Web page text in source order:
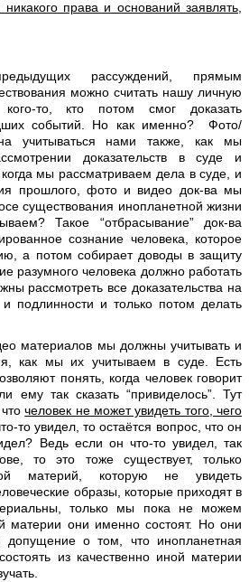
права и оснований заявлять,
рассуждений, прямым
можно считать нашу личную
то, кто потом смог доказать
событий. Но как именно? Фото/
учитываться нами также, как мы
доказательств в суде и
мы рассматриваем дела в суде, и
прошлого, фото и видео док-ва мы
существования инопланетной жизни
Такое “отбрасывание” док-ва
сознание человека, которое
а потом собирает доводы в защиту
разумного человека должно работать
рассмотреть все доказательства на
подлинности и только потом делать
материалов мы должны учитывать и
как мы их учитываем в суде. Есть
понять, когда человек говорит
ему так сказать “привиделось”. Тут
чточеловек не может увидеть того, чего
то увидел, то остаётся вопрос, что он
Ведь если он что-то увидел, так
то это тоже существует, только
материй, которую не увидеть
образы, которые приходят в
только мы пока не можем
материи они именно состоят. Но они
допущение о том, что инопланетная
из качественно иной материи